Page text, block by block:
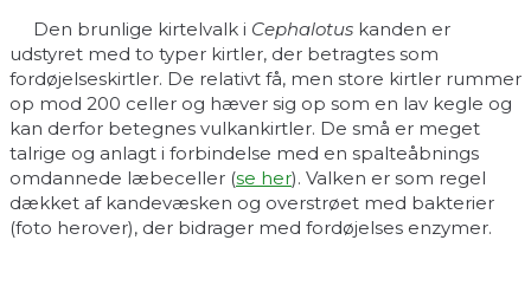
Den brunlige kirtelvalk i Cephalotus kanden er
udstyret med to typer kirtler, der betragtes som
fordøjelseskirtler. De relativt få, men store kirtler rummer
op mod 200 celler og hæver sig op som en lav kegle og
kan derfor betegnes vulkankirtler. De små er meget
talrige og anlagt i forbindelse med en spalteåbnings
omdannede læbeceller (se her). Valken er som regel
dækket af kandevæsken og overstrøet med bakterier
(foto herover), der bidrager med fordøjelses enzymer.